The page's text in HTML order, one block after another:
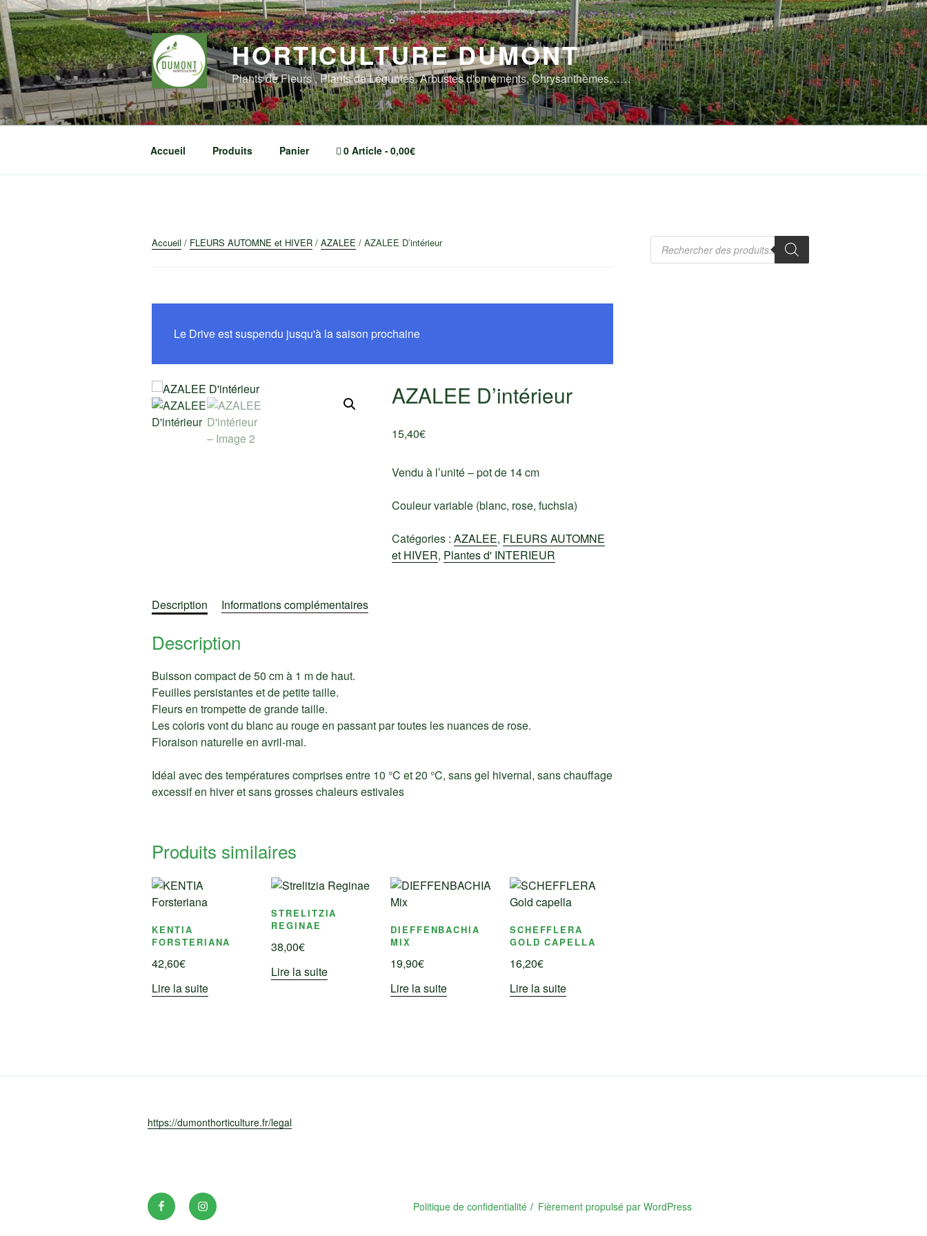
Aller
au
contenu
principal
HORTICULTURE DUMONT
Plants de Fleurs , Plants de Légumes, Arbustes d'ornements, Chrysanthèmes……
Accueil Produits Panier 0 Article 0,00€
Accueil / FLEURS AUTOMNE et HIVER / AZALEE / AZALEE D’intérieur
Le Drive est suspendu jusqu'à la saison prochaine
AZALEE D’intérieur
15,40€
Vendu à l’unité – pot de 14 cm
Couleur variable (blanc, rose, fuchsia)
Catégories : AZALEE, FLEURS AUTOMNE
et HIVER, Plantes d' INTERIEUR
Description Informations complémentaires
Description
Buisson compact de 50 cm à 1 m de haut.
Feuilles persistantes et de petite taille.
Fleurs en trompette de grande taille.
Les coloris vont du blanc au rouge en passant par toutes les nuances de rose.
Floraison naturelle en avril-mai.
Idéal avec des températures comprises entre 10 °C et 20 °C, sans gel hivernal, sans chauffage
excessif en hiver et sans grosses chaleurs estivales
Produits similaires
KENTIA
FORSTERIANA
42,60€
Lire la suite
STRELITZIA
REGINAE
38,00€
Lire la suite
DIEFFENBACHIA
MIX
19,90€
Lire la suite
SCHEFFLERA
GOLD CAPELLA
16,20€
Lire la suite
Recherche
de
produits
https://dumonthorticulture.fr/legal
FacebookINSTAGRAM Politique de confidentialité Fièrement propulsé par WordPress